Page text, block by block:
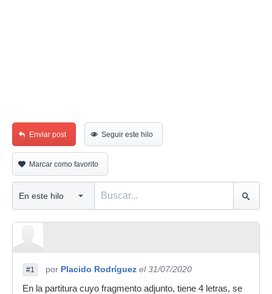
Enviar post Seguir este hilo
Marcar como favorito
#1 por Placido Rodríguez el 31/07/2020
En la partitura cuyo fragmento adjunto, tiene 4 letras, se